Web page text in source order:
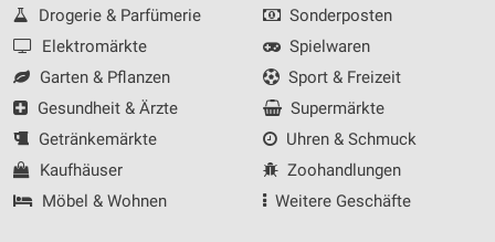
Drogerie & Parfümerie
Elektromärkte
Garten & Pflanzen
Gesundheit & Ärzte
Getränkemärkte
Kaufhäuser
Möbel & Wohnen
Sonderposten
Spielwaren
Sport & Freizeit
Supermärkte
Uhren & Schmuck
Zoohandlungen
Weitere Geschäfte